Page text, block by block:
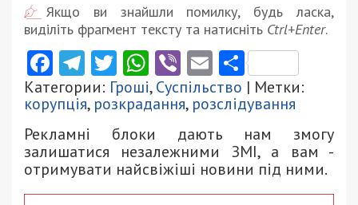
Якщо ви знайшли помилку, будь ласка,
виділіть фрагмент тексту та натисніть Ctrl+Enter.
Facebook
Telegram
Twitter
WhatsApp
ViberEmail
Категории: Гроші,Суспільство | Метки:
корупція, розкрадання, розслідування
Рекламні блоки дають нам змогу
залишатися незалежними ЗМІ, а вам -
отримувати найсвіжіші новини під ними.